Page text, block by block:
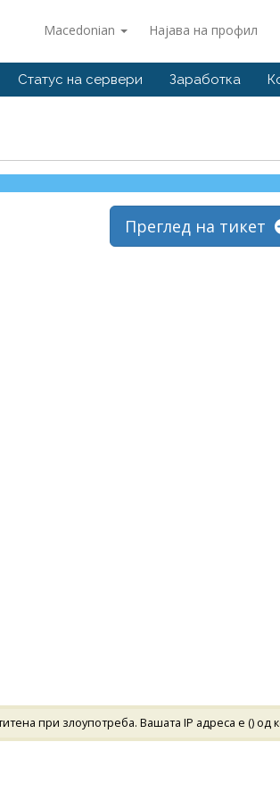
Macedonian Најава на профил
Статус на сервери Заработка
Преглед на тикет
при злоупотреба. Вашата IP адреса е () од